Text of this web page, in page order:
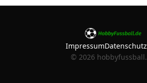
ImpressumDatenschutz
© 2026